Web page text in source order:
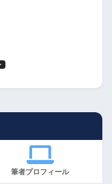
筆者プロフィール